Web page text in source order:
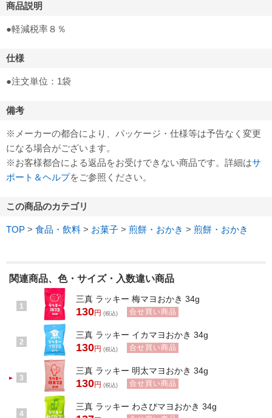
商品説明
●軽減税率８％
仕様
●注文単位：1袋
備考
※メーカーの都合により、パッケージ・仕様等は予告なく変更
になる場合がございます。
※お客様都合による返品をお受けできない商品です。詳細はサ
ポート＆ヘルプをご参照ください。
この商品のカテゴリ
TOP > 食品・飲料 > お菓子 > 煎餅・おかき > 煎餅・おかき
関連商品、色・サイズ・入数違い商品
1
三真 ラッキー 梅マヨおかき 34g
130円 (税込) 合せ買い商品
2
三真 ラッキー イカマヨおかき 34g
130円 (税込) 合せ買い商品
3
三真 ラッキー 明太マヨおかき 34g
130円 (税込) 合せ買い商品
4
三真 ラッキー わさびマヨおかき 34g